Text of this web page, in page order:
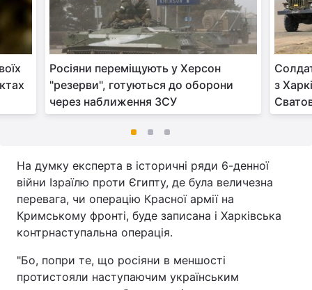
Росіяни переміщують у Херсон
"резерви", готуються до оборони
через наближення ЗСУ
з
На думку експерта в історичні ряди 6-денної
війни Ізраїлю проти Єгипту, де була величезна
перевага, чи операцію Красної армії на
Кримському фронті, буде записана і Харківська
контрнаступальна операція.
"Бо, попри те, що росіяни в меншості
протистояли наступаючим українським